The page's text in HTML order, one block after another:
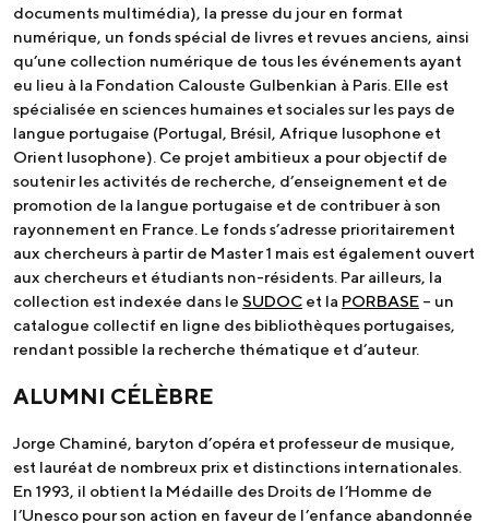
documents multimédia), la presse du jour en format
numérique, un fonds spécial de livres et revues anciens, ainsi
qu’une collection numérique de tous les événements ayant
eu lieu à la Fondation Calouste Gulbenkian à Paris. Elle est
spécialisée en sciences humaines et sociales sur les pays de
langue portugaise (Portugal, Brésil, Afrique lusophone et
Orient lusophone). Ce projet ambitieux a pour objectif de
soutenir les activités de recherche, d’enseignement et de
promotion de la langue portugaise et de contribuer à son
rayonnement en France. Le fonds s’adresse prioritairement
aux chercheurs à partir de Master 1 mais est également ouvert
aux chercheurs et étudiants non-résidents. Par ailleurs, la
collection est indexée dans le SUDOC et la PORBASE – un
catalogue collectif en ligne des bibliothèques portugaises,
rendant possible la recherche thématique et d’auteur.
ALUMNI CÉLÈBRE
Jorge Chaminé, baryton d’opéra et professeur de musique,
est lauréat de nombreux prix et distinctions internationales.
En 1993, il obtient la Médaille des Droits de l’Homme de
l’Unesco pour son action en faveur de l’enfance abandonnée